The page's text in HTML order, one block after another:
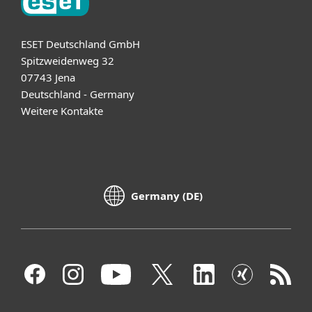
ESET Deutschland GmbH
Spitzweidenweg 32
07743 Jena
Deutschland - Germany
Weitere Kontakte
Germany (DE)